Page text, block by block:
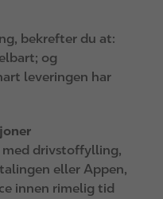
bekrefter du at:
og
leveringen har
med drivstoffylling,
eller Appen,
innen rimelig tid